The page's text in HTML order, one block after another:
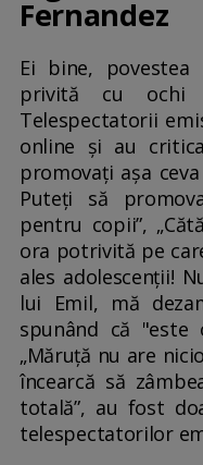
Fernandez
Ei bine,
privită cu ochi
Telespectatorii
online și au
promovați așa
Puteți să
pentru copii”,
ora potrivită pe
ales adolescenții!
lui Emil, mă
spunând că "este
„Măruță nu are
încearcă să
totală”, au fost
telespectatorilor